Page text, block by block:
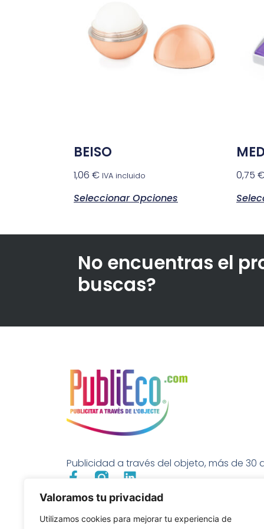
Valoramos tu privacidad
Utilizamos cookies para mejorar tu experiencia de
BEISO
1,06 € IVA incluido
Seleccionar Opciones
0,75
No encuentras el
buscas?
Publicidad a través del objeto, más de 30